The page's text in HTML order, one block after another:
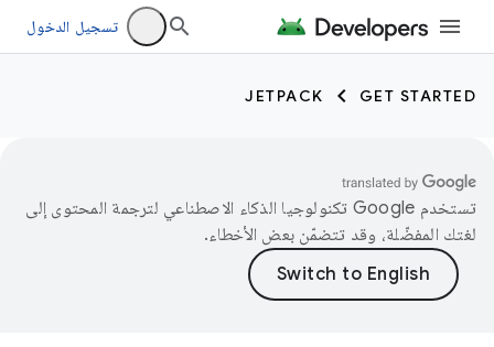
تسجيل الدخول
GET STARTED
JETPACK
تستخدم Google تكنولوجيا الذكاء الاصطناعي لترجمة المحتوى إلى
لغتك المفضّلة، وقد تتضمّن بعض الأخطاء.